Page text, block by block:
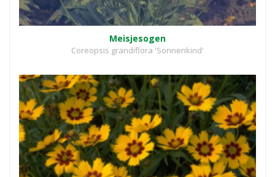
Meisjesogen
Coreopsis grandiflora 'Sonnenkind'